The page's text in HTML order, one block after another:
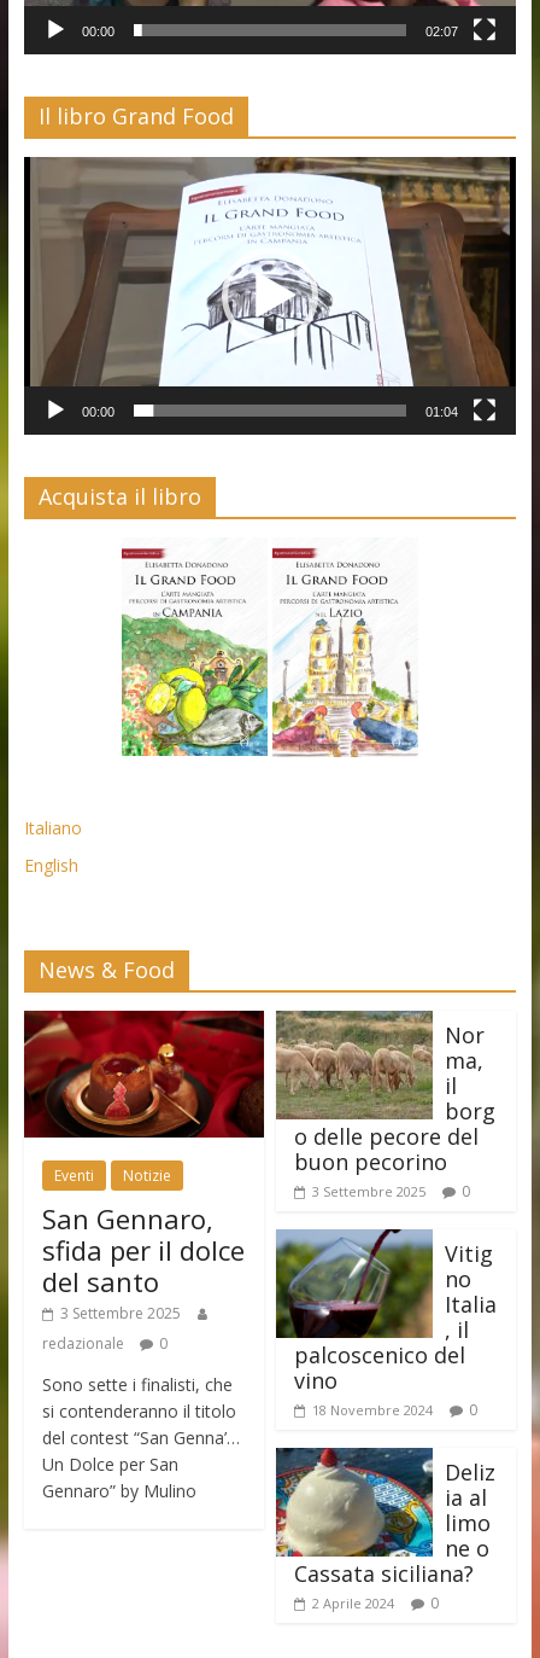
00:00 02:07
Il libro Grand Food
Player
00:00 01:04
Acquista il libro
Italiano
English
News & Food
Eventi Notizie
San Gennaro,
sfida per il dolce
del santo
3 Settembre 2025
redazionale
0
Sono sette i finalisti, che
si contenderanno il titolo
del contest “San Genna’…
Un Dolce per San
Gennaro” by Mulino
Nor
ma,
il
borg
o delle pecore del
buon pecorino
3 Settembre 2025 0
Vitig
no
Italia
, il
palcoscenico del
vino
18 Novembre 2024 0
Deliz
ia al
limo
ne o
Cassata siciliana?
2 Aprile 2024 0